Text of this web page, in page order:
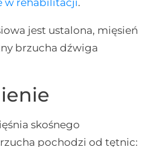
w rehabilitacji.
jest ustalona, mięsień
brzucha dźwiga
skośnego
pochodzi od tętnic: